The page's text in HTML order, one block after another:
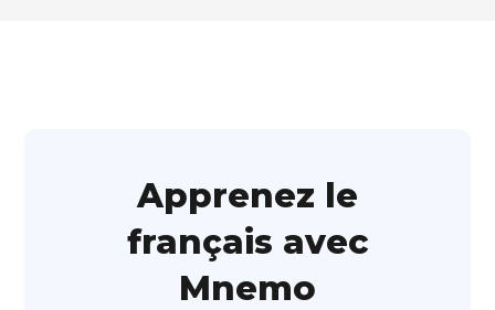
Apprenez le
français avec
Mnemo